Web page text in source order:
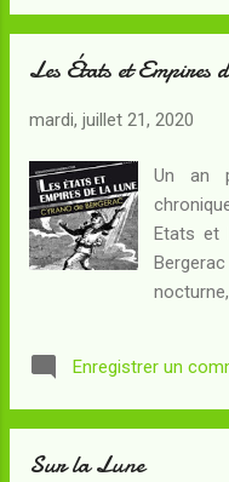
et déjà
habitée.
sèches
Nicole
que son
des
qu'elle
Les États et Empires
mardi, juillet 21, 2020
Un an
Etats et
monde à
lui-
Enregistrer un
Sur la Lune